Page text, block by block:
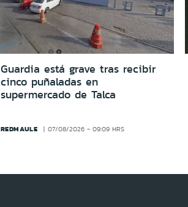
Guardia está grave tras recibir
cinco puñaladas en
supermercado de Talca
REDMAULE 07/08/2026 - 09:09 HRS